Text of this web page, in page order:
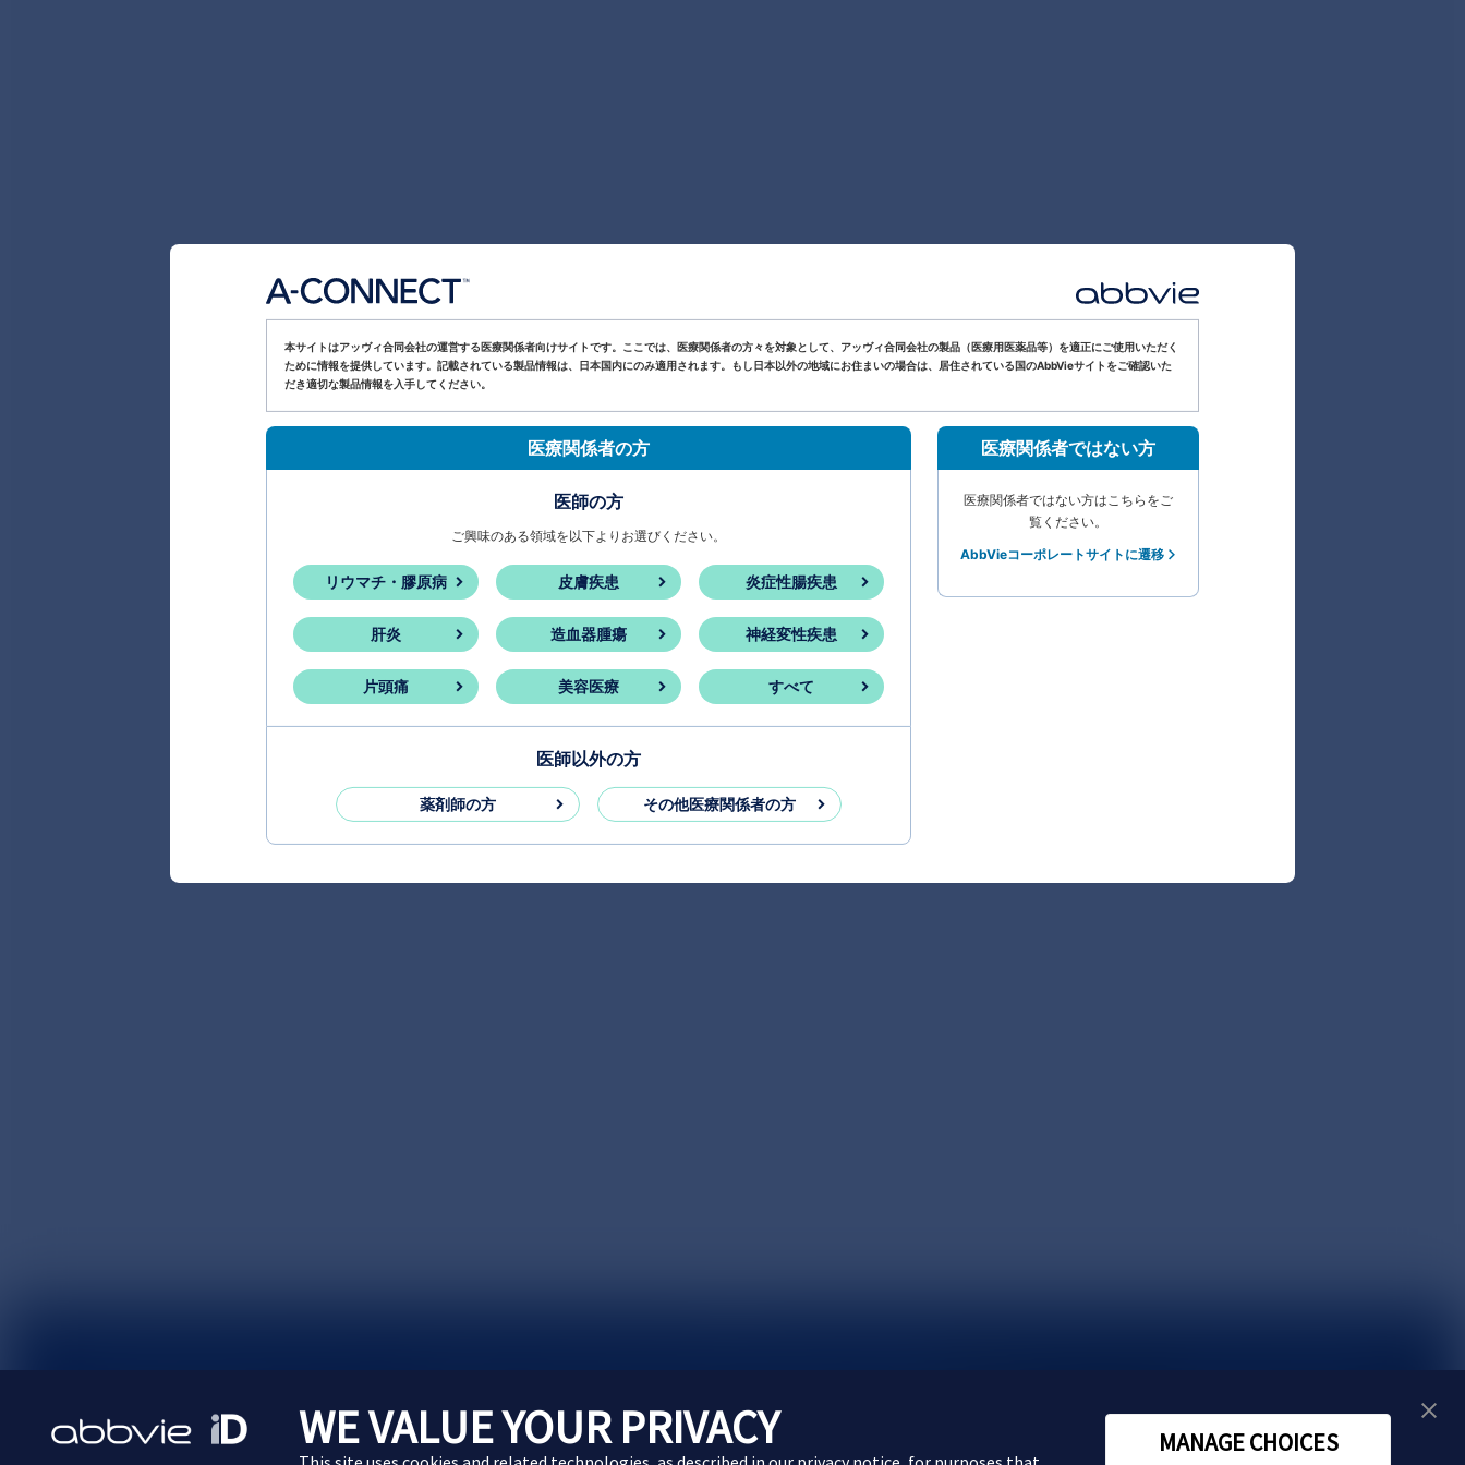
本サイトはアッヴィ合同会社の運営する医療関係者向けサイトです。ここでは、医療関係者の方々を対象として、アッヴィ合同会社の製品（医療用医薬品等）を適正にご使用いただく
ために情報を提供しています。記載されている製品情報は、日本国内にのみ適用されます。もし日本以外の地域にお住まいの場合は、居住されている国のAbbVieサイトをご確認いた
だき適切な製品情報を入手してください。
医療関係者の方
医師の方
ご興味のある領域を以下よりお選びください。
リウマチ・膠原病 皮膚疾患 炎症性腸疾患
肝炎 造血器腫瘍 神経変性疾患
片頭痛 美容医療 すべて
医師以外の方
薬剤師の方 その他医療関係者の方
医療関係者ではない方
医療関係者ではない方はこちらをご
覧ください。
AbbVieコーポレートサイトに遷移
Cookie Preferences
WE VALUE YOUR PRIVACY MANAGE CHOICES